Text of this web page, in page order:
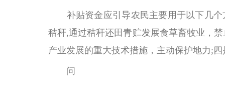
补贴资金应引导农民主要用于以下几个
秸秆,通过秸秆还田青贮发展食草畜牧业，
产业发展的重大技术措施，主动保护地力;
问